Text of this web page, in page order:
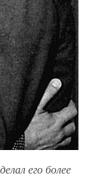
его более